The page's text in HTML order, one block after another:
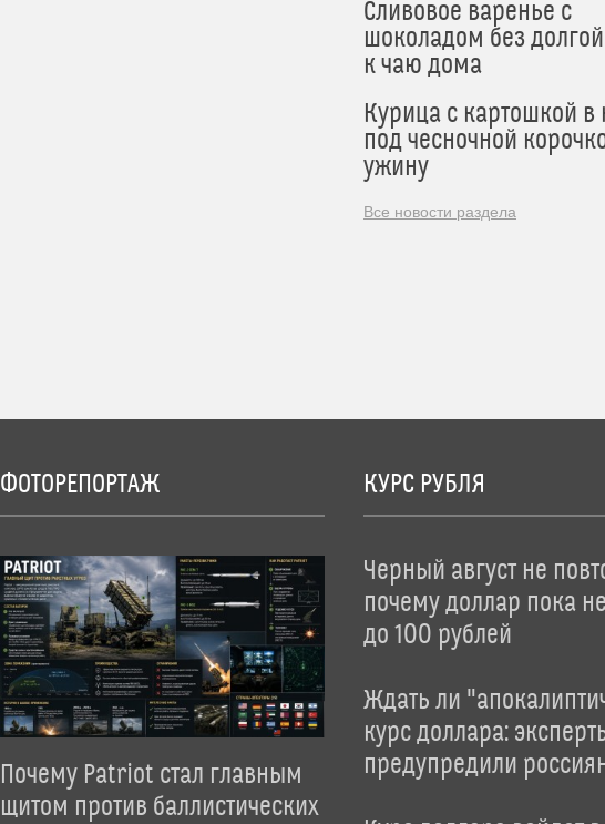
Сливовое варенье с
шоколадом без
к чаю дома
Курица с картошкой в
под чесночной
ужину
Все новости раздела
ФОТОРЕПОРТАЖ
Почему Patriot стал главным
щитом против баллистических
КУРС РУБЛЯ
Черный август не
почему доллар пока
до 100 рублей
Ждать ли
курс доллара:
предупредили